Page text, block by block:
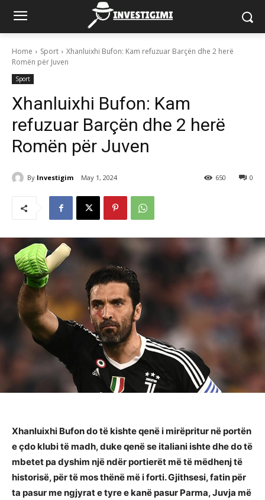
Home Sport
Xhanluixhi Bufon: Kam refuzuar Barçën dhe 2 herë
Romën për Juven
Sport
Xhanluixhi Bufon: Kam
refuzuar Barçën dhe 2 herë
Romën për Juven
By Investigim May 1, 2024 0
650
Xhanluixhi Bufon do të kishte qenë i mirëpritur në portën
e çdo klubi të madh, duke qenë se italiani ishte dhe do të
mbetet pa dyshim një ndër portierët më të mëdhenj të
historisë, për të mos thënë më i forti. Gjithsesi, fatin për
ta pasur me ngjyrat e tyre e kanë pasur Parma, Juvja më